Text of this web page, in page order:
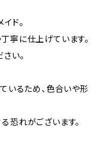
ド。
寧に仕上げています。
い。
いるため、色合いや形
恐れがございます。